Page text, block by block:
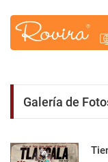
Galería de